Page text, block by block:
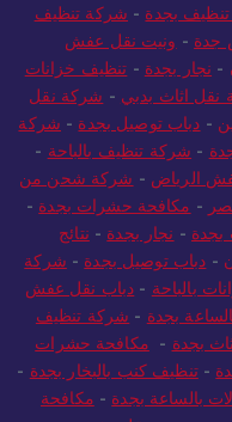
بجدة - شركة تنظيف
جدة - ونيت نقل عفش
- نجار بجدة - تنظيف خزانات
نقل اثاث بدبي - شركة نقل
- دباب توصيل بجدة - شركة
- شركة تنظيف بالباحة -
الرياض - شركة شحن من
- مكافحة حشرات بجدة -
- نجار بجدة - نتائج
- دباب توصيل بجدة - شركة
بالباحة - دباب نقل عفش
بجدة - شركة تنظيف
بجدة - مكافحة حشرات
-تنظيف كنب بالبخار بجدة -
بالساعة بجدة - مكافحة